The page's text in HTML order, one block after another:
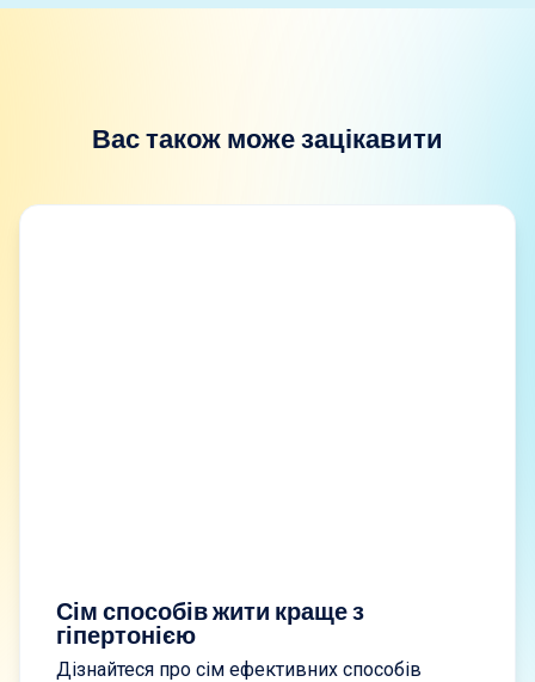
Вас також може зацікавити
Сім способів жити краще з
гіпертонією
Дізнайтеся про сім ефективних способів